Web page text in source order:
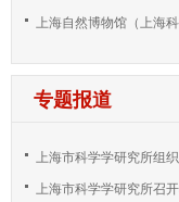
上海自然博物馆（上海
专题报道
上海市科学学研究所组
上海市科学学研究所召